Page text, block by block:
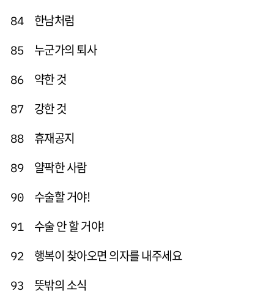
84 한남처럼
85 누군가의 퇴사
86 약한 것
87 강한 것
88 휴재공지
89 얄팍한 사람
90 수술할 거야!
91 수술 안 할 거야!
92 행복이 찾아오면 의자를 내주세요
93 뜻밖의 소식